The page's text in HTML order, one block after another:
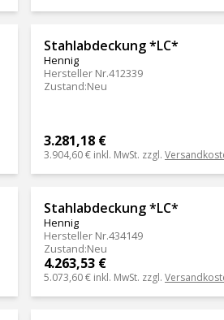
Stahlabdeckung *LC*
Hennig
Hersteller Nr.412339
Zustand:Neu
3.281,18 €
3.904,60 € inkl. MwSt. zzgl.
Stahlabdeckung *LC*
Hennig
Hersteller Nr.434149
Zustand:Neu
4.263,53 €
5.073,60 € inkl. MwSt. zzgl.